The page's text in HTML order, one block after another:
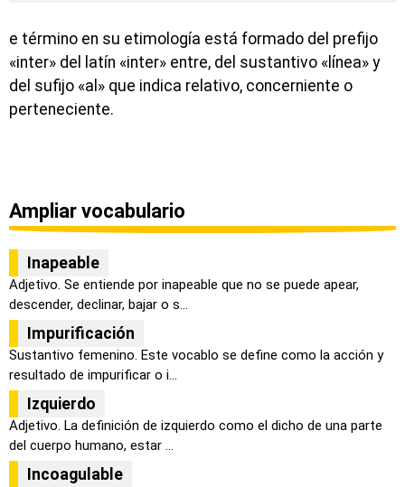
e término en su etimología está formado del prefijo
«inter» del latín «inter» entre, del sustantivo «línea» y
del sufijo «al» que indica relativo, concerniente o
perteneciente.
Ampliar vocabulario
Inapeable
Adjetivo. Se entiende por inapeable que no se puede apear,
descender, declinar, bajar o s...
Impurificación
Sustantivo femenino. Este vocablo se define como la acción y
resultado de impurificar o i...
Izquierdo
Adjetivo. La definición de izquierdo como el dicho de una parte
del cuerpo humano, estar ...
Incoagulable